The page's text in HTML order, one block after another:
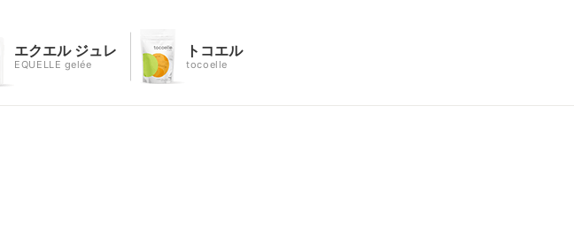
エクエル ジュレ
EQUELLE gelée
トコエル
tocoelle